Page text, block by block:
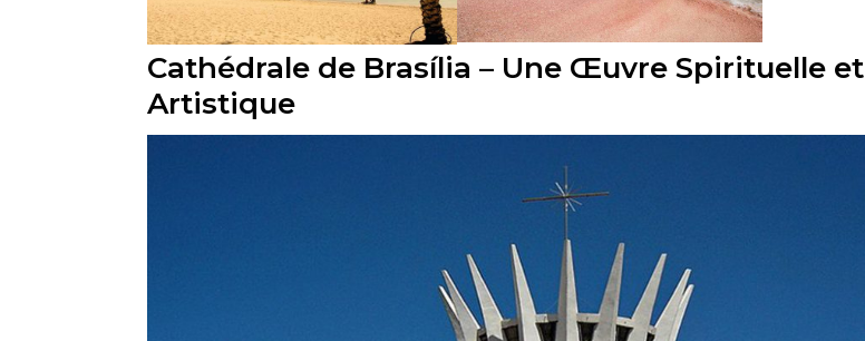
Cathédrale de Brasília – Une Œuvre Spirituelle et
Artistique